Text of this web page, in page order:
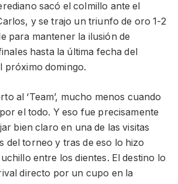
sacó el colmillo ante el
y se trajo un triunfo de oro 1-2
para mantener la ilusión de
hasta la última fecha del
próximo domingo.
al ‘Team’, mucho menos cuando
el todo. Y eso fue precisamente
bien claro en una de las visitas
del torneo y tras de eso lo hizo
entre los dientes. El destino lo
directo por un cupo en la